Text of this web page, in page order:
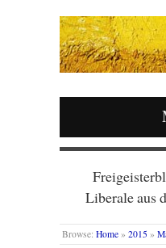
Liberale aus
Browse: Home » 2015 »